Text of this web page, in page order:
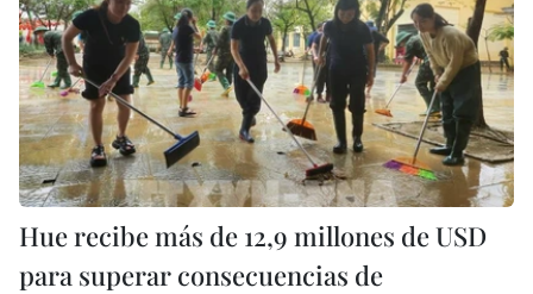
Hue recibe más de 12,9 millones de USD
para superar consecuencias de